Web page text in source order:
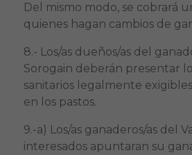
Del mismo modo, se cobrará
quienes hagan cambios de
8.- Los/as dueños/as del
Sorogain deberán presentar
sanitarios legalmente
en los pastos.
9.-a) Los/as ganaderos/as del
interesados apuntaran su